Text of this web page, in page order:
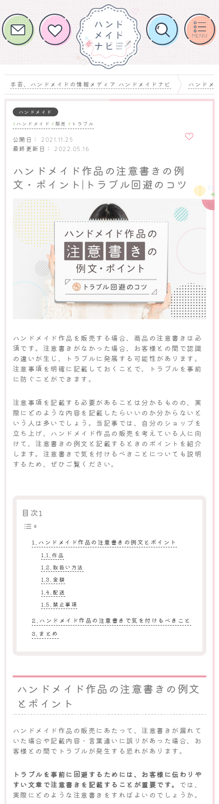
手芸、ハンドメイドの情報メディア ハンドメイドナビ ハンドメ
ハンドメイド
ハンドメイド 販売 トラブル
公開日： 2021.11.25
最終更新日： 2022.05.16
入りに
ハンドメイド作品の注意書きの例
文・ポイント|トラブル回避のコツ
ハンドメイド作品を販売する場合、商品の注意書きは必
須です。注意書きがなかった場合、お客様との間で認識
の違いが生じ、トラブルに発展する可能性があります。
注意事項を明確に記載しておくことで、トラブルを事前
に防ぐことができます。
注意事項を記載する必要があることは分かるものの、実
際にどのような内容を記載したらいいのか分からないと
いう人は多いでしょう。当記事では、自分のショップを
立ち上げ、ハンドメイド作品の販売を考えている人に向
けて、注意書きの例文と記載するときのポイントを紹介
します。注意書きで気を付けるべきことについても説明
するため、ぜひご覧ください。
目次1
ハンドメイド作品の注意書きの例文とポイント
作品
取扱い方法
金額
配送
禁止事項
ハンドメイド作品の注意書きで気を付けるべきこと
まとめ
ハンドメイド作品の注意書きの例文
とポイント
ハンドメイド作品の販売にあたって、注意書きが漏れて
いた場合や記載内容・言葉遣いに誤りがあった場合、お
客様との間でトラブルが発生する恐れがあります。
トラブルを事前に回避するためには、お客様に伝わりや
すい文章で注意書きを記載することが重要です。
では、
実際にどのような注意書きをすればよいのでしょうか。